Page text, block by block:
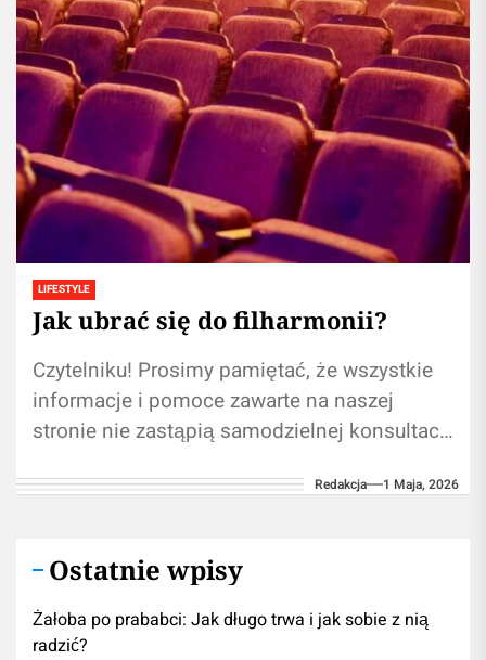
LIFESTYLE
Jak ubrać się do filharmonii?
Czytelniku! Prosimy pamiętać, że wszystkie
informacje i pomoce zawarte na naszej
stronie nie zastąpią samodzielnej konsultacji
umieszczonych na naszym blogu...
Redakcja 1 Maja, 2026
Ostatnie wpisy
Żałoba po prababci: Jak długo trwa i jak sobie z nią
radzić?